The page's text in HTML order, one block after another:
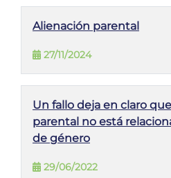
Alienación parental
27/11/2024
Un fallo deja en claro
parental no está
de género
29/06/2022